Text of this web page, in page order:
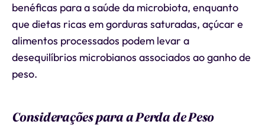
benéficas para a saúde da microbiota, enquanto
que dietas ricas em gorduras saturadas, açúcar e
alimentos processados podem levar a
desequilíbrios microbianos associados ao ganho de
peso.
Considerações para a Perda de Peso